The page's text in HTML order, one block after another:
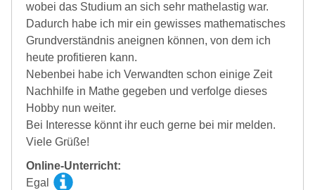
wobei das Studium an sich sehr mathelastig war.
Dadurch habe ich mir ein gewisses mathematisches
Grundverständnis aneignen können, von dem ich
heute profitieren kann.
Nebenbei habe ich Verwandten schon einige Zeit
Nachhilfe in Mathe gegeben und verfolge dieses
Hobby nun weiter.
Bei Interesse könnt ihr euch gerne bei mir melden.
Viele Grüße!
Online-Unterricht:
Egal